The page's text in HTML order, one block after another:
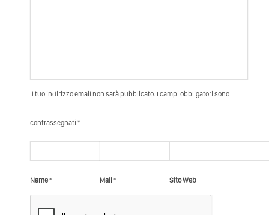
Il tuo indirizzo email non sarà pubblicato. I campi obbligatori sono
contrassegnati *
Name* Mail * Sito Web